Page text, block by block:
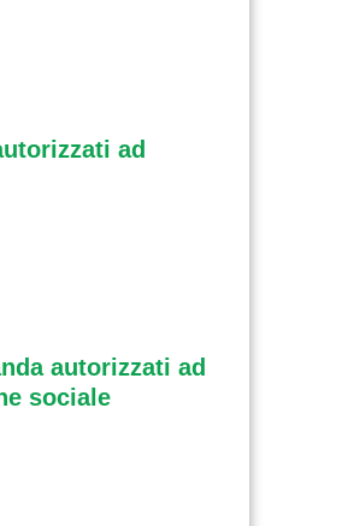
ad
autorizzati ad
sociale